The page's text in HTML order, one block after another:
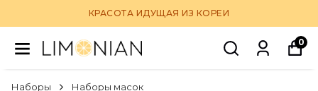
КРАСОТА ИДУЩАЯ ИЗ КОРЕИ
0
Наборы Наборы масок